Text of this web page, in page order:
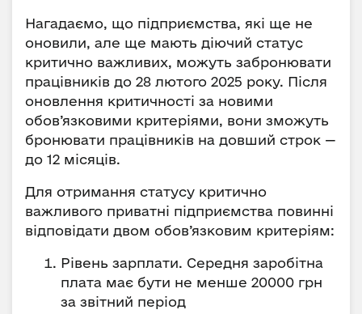
Нагадаємо, що підприємства, які ще не
оновили, але ще мають діючий статус
критично важливих, можуть забронювати
працівників до 28 лютого 2025 року. Після
оновлення критичності за новими
обов’язковими критеріями, вони зможуть
бронювати працівників на довший строк —
до 12 місяців.
Для отримання статусу критично
важливого приватні підприємства повинні
відповідати двом обов’язковим критеріям:
Рівень зарплати. Середня заробітна
плата має бути не менше 20000 грн
за звітний період